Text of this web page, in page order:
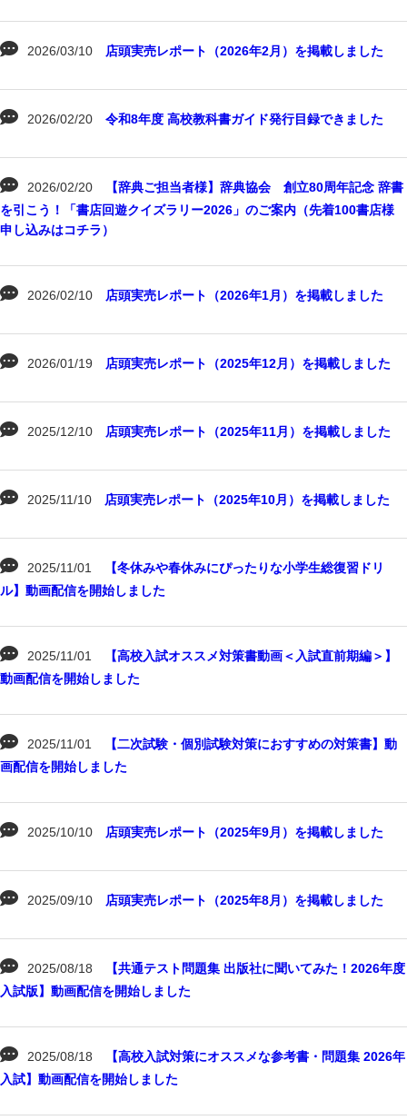
2026/03/10 店頭実売レポート（2026年2月）を掲載しました
2026/02/20 令和8年度 高校教科書ガイド発行目録できました
2026/02/20
【辞典ご担当者様】辞典協会 創立80周年記念 辞書
を引こう！「書店回遊クイズラリー2026」のご案内（先着100書店様
申し込みはコチラ）
2026/02/10 店頭実売レポート（2026年1月）を掲載しました
2026/01/19 店頭実売レポート（2025年12月）を掲載しました
2025/12/10 店頭実売レポート（2025年11月）を掲載しました
2025/11/10 店頭実売レポート（2025年10月）を掲載しました
2025/11/01
【冬休みや春休みにぴったりな小学生総復習ドリ
ル】動画配信を開始しました
2025/11/01
【高校入試オススメ対策書動画＜入試直前期編＞】
動画配信を開始しました
2025/11/01
【二次試験・個別試験対策におすすめの対策書】動
画配信を開始しました
2025/10/10 店頭実売レポート（2025年9月）を掲載しました
2025/09/10 店頭実売レポート（2025年8月）を掲載しました
2025/08/18
【共通テスト問題集 出版社に聞いてみた！2026年度
入試版】動画配信を開始しました
2025/08/18
【高校入試対策にオススメな参考書・問題集 2026年
入試】動画配信を開始しました